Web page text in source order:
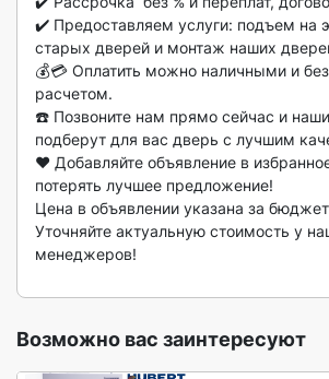
✔️ Предоставляем услуги: подъем на
старых дверей и монтаж наших
💰💳 Оплатить можно наличными и
расчетом.
☎️ Позвоните нам прямо сейчас и
подберут для вас дверь с лучшим
❤️ Добавляйте объявление в
потерять лучшее предложение!
Цена в объявлении указана за
Уточняйте актуальную стоимость у
менеджеров!
Возможно вас заинтересуют